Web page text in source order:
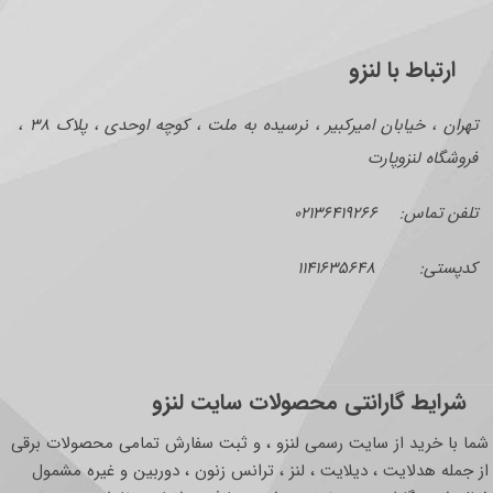
ارتباط با لنزو
تهران ، خیابان امیرکبیر ، نرسیده به ملت ، کوچه اوحدی ، پلاک ۳۸ ،
فروشگاه لنزوپارت
تلفن تماس: ۰۲۱۳۶۴۱۹۲۶۶
کدپستی: ۱۱۴۱۶۳۵۶۴۸
شرایط گارانتی محصولات سایت لنزو
شما با خرید از سایت رسمی لنزو ، و ثبت سفارش تمامی محصولات برقی
از جمله هدلایت ، دیلایت ، لنز ، ترانس زنون ، دوربین و غیره مشمول